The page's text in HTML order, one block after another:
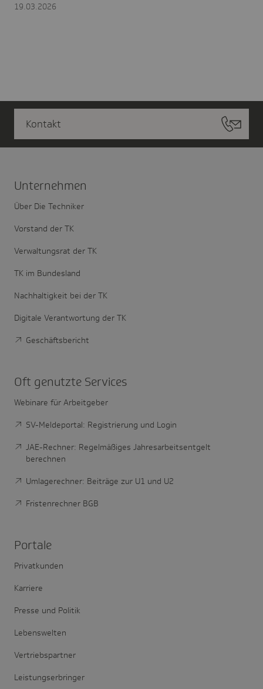
19.03.2026
Kontakt
Unter­nehmen
Über Die Techniker
Vorstand der TK
Verwaltungsrat der TK
TK im Bundesland
Nachhaltigkeit bei der TK
Digitale Verantwortung der TK
Geschäftsbericht
Oft genutzte Services
Webinare für Arbeitgeber
SV-Meldeportal: Registrierung und Login
JAE-Rechner: Regelmäßiges Jahresarbeitsentgelt
berechnen
Umlagerechner: Beiträge zur U1 und U2
Fristenrechner BGB
Portale
Privatkunden
Karriere
Presse und Politik
Lebenswelten
Vertriebspartner
Leistungserbringer